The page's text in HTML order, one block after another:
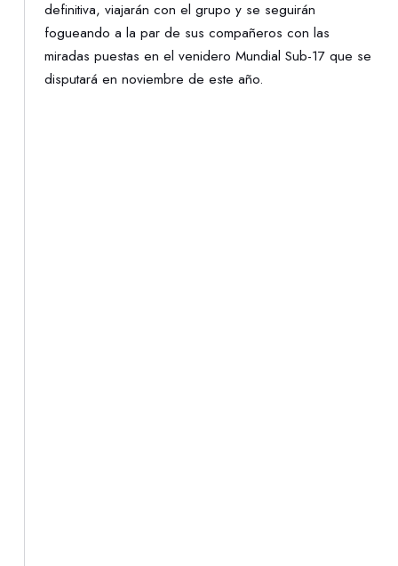
definitiva, viajarán con el grupo y se seguirán
fogueando a la par de sus compañeros con las
miradas puestas en el venidero Mundial Sub-17 que se
disputará en noviembre de este año.